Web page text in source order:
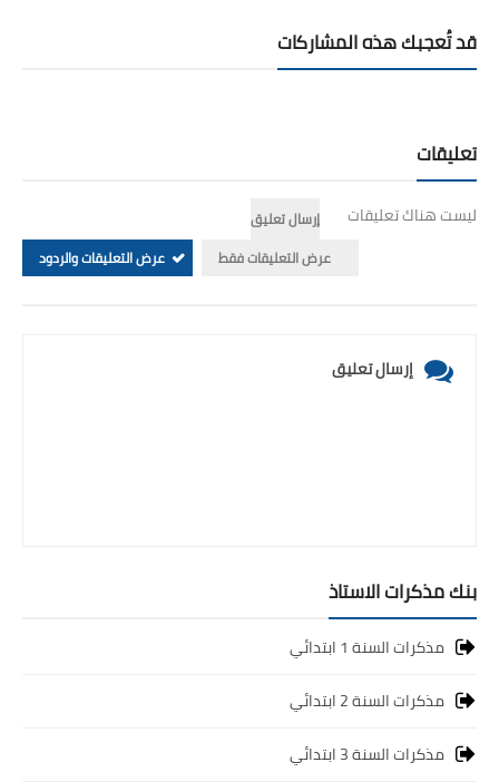
قد تُعجبك هذه المشاركات
تعليقات
ليست هناك تعليقات
إرسال تعليق
عرض التعليقات فقط
عرض التعليقات والردود
إرسال تعليق
بنك مذكرات الاستاذ
مذكرات السنة 1 ابتدائي
مذكرات السنة 2 ابتدائي
مذكرات السنة 3 ابتدائي